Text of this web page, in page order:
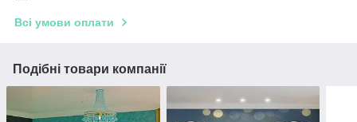
Всі умови оплати
Подібні товари компанії